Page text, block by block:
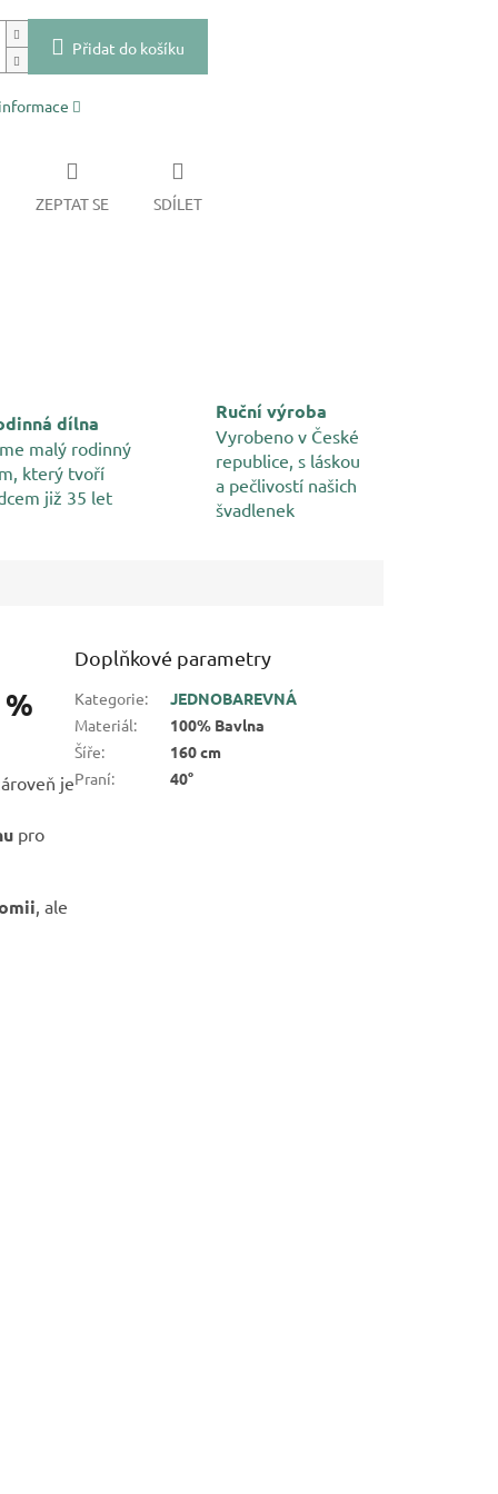
Přidat do košíku
ZEPTAT SE SDÍLET
dílna
malý rodinný
který tvoří
již 35 let
Ruční výroba
Vyrobeno v České
republice, s láskou
a pečlivostí našich
švadlenek
je
pro
, ale
Doplňkové parametry
Kategorie:
JEDNOBAREVNÁ
Materiál:
100% Bavlna
Šíře:
160 cm
Praní: 40°